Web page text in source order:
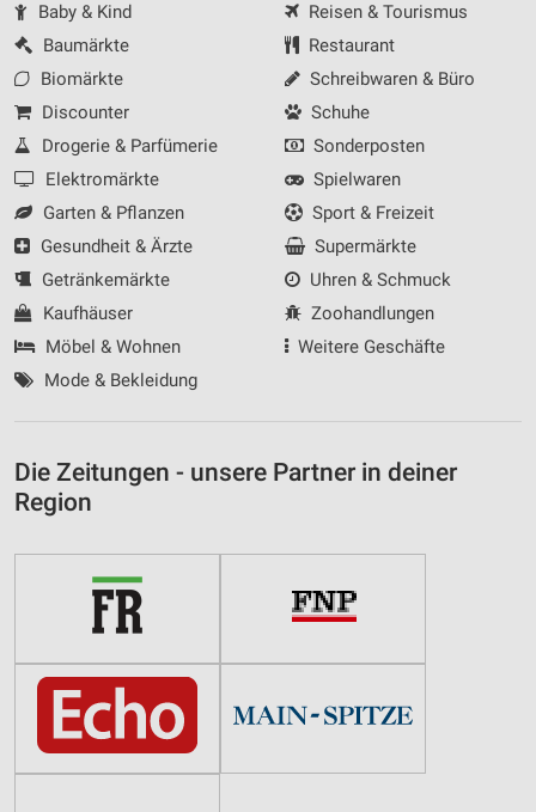
Baby & Kind
Baumärkte
Biomärkte
Discounter
Drogerie & Parfümerie
Elektromärkte
Garten & Pflanzen
Gesundheit & Ärzte
Getränkemärkte
Kaufhäuser
Möbel & Wohnen
Mode & Bekleidung
Reisen & Tourismus
Restaurant
Schreibwaren & Büro
Schuhe
Sonderposten
Spielwaren
Sport & Freizeit
Supermärkte
Uhren & Schmuck
Zoohandlungen
Weitere Geschäfte
Die Zeitungen - unsere Partner in deiner
Region